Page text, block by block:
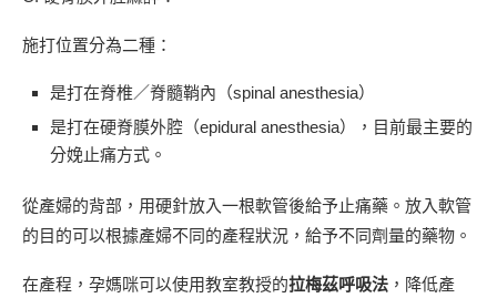
施打位置分為二種：
是打在脊椎／脊髓鞘內（spinal anesthesia）
是打在硬脊膜外腔（epidural anesthesia），目前最主要的
分娩止痛方式。
從產婦的背部，用硬針放入一根軟管後給予止痛藥。放入軟管
的目的可以根據產婦不同的產程狀況，給予不同劑量的藥物。
在產程，孕媽咪可以使用教室教授的拉梅茲呼吸法 ，降低產